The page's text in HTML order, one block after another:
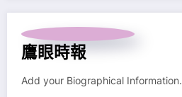
鷹眼時報
Add your Biographical Information.